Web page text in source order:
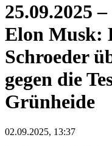
25.09.2025
Elon Musk:
Schroeder
gegen die
Grünheide
02.09.2025, 13:37